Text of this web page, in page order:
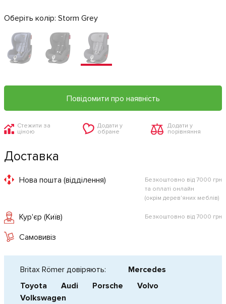
Оберіть колір: Storm Grey
Повідомити про наявність
Стежити за
ціною
Додати у
обране
Додати у
порівняння
Доставка
Нова пошта (відділення)
Безкоштовно від 7000 грн
та оплаті онлайн
(окрім дерев'яних меблів)
Кур'єр (Київ) Безкоштовно від 7000 грн
Самовивіз
Britax Römer довіряють:
Mercedes
Toyota
Audi Porsche
Volvo
Volkswagen